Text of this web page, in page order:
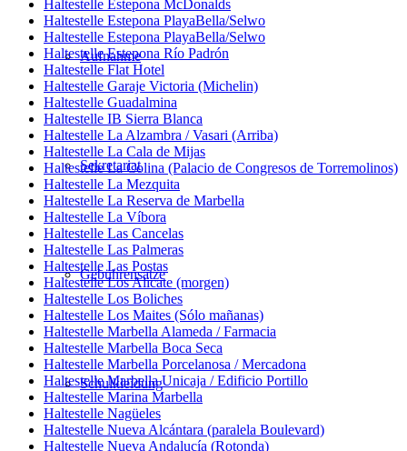
Aufnahme
Sekretariat
Gebührensätze
Schulkleidung
Haltestelle Estepona McDonalds
Haltestelle Estepona PlayaBella/Selwo
Haltestelle Estepona PlayaBella/Selwo
Haltestelle Estepona Río Padrón
Haltestelle Flat Hotel
Haltestelle Garaje Victoria (Michelin)
Haltestelle Guadalmina
Haltestelle IB Sierra Blanca
Haltestelle La Alzambra / Vasari (Arriba)
Haltestelle La Cala de Mijas
Haltestelle La Colina (Palacio de Congresos de Torremolinos)
Haltestelle La Mezquita
Haltestelle La Reserva de Marbella
Haltestelle La Víbora
Haltestelle Las Cancelas
Haltestelle Las Palmeras
Haltestelle Las Postas
Haltestelle Los Alicate (morgen)
Haltestelle Los Boliches
Haltestelle Los Maites (Sólo mañanas)
Haltestelle Marbella Alameda / Farmacia
Haltestelle Marbella Boca Seca
Haltestelle Marbella Porcelanosa / Mercadona
Haltestelle Marbella Unicaja / Edificio Portillo
Haltestelle Marina Marbella
Haltestelle Nagüeles
Haltestelle Nueva Alcántara (paralela Boulevard)
Haltestelle Nueva Andalucía (Rotonda)